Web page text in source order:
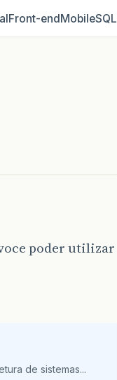
Front‑endMobileSQL
poder utilizar
de sistemas...